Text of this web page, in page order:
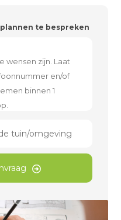
te bespreken
tuin/omgeving